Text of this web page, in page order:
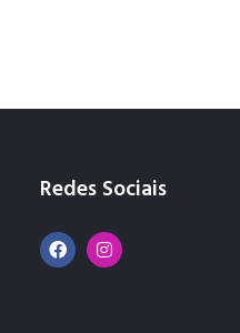
Redes Sociais